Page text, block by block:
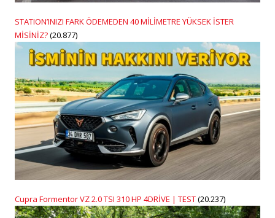
STATION’INIZI FARK ÖDEMEDEN 40 MİLİMETRE YÜKSEK İSTER
MİSİNİZ?(20.877)
Cupra Formentor VZ 2.0 TSI 310 HP 4DRİVE | TEST(20.237)